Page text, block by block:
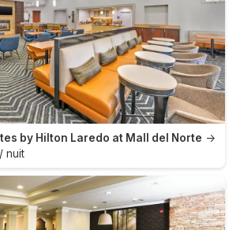
→
by Hilton Laredo at Mall del Norte
nuit